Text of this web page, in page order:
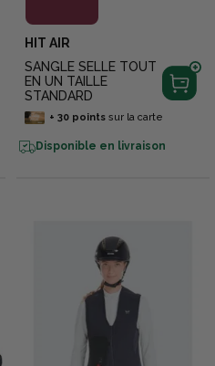
HIT AIR
SANGLE SELLE TOUT
EN UN TAILLE
STANDARD
+ 30pointssur la carte
Disponible en livraison